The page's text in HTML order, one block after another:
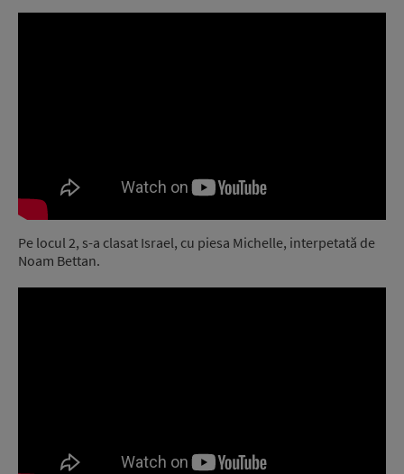
Pe locul 2, s-a clasat Israel, cu piesa Michelle, interpetată de
Noam Bettan.